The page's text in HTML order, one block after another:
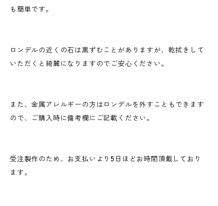
も簡単です。
ロンデルの近くの石は黒ずむことがありますが、乾拭きして
いただくと綺麗になりますのでご安心ください。
また、金属アレルギーの方はロンデルを外すこともできます
ので、ご購入時に備考欄にご記載ください。
受注製作のため、お支払いより5日ほどお時間頂戴しており
ます。